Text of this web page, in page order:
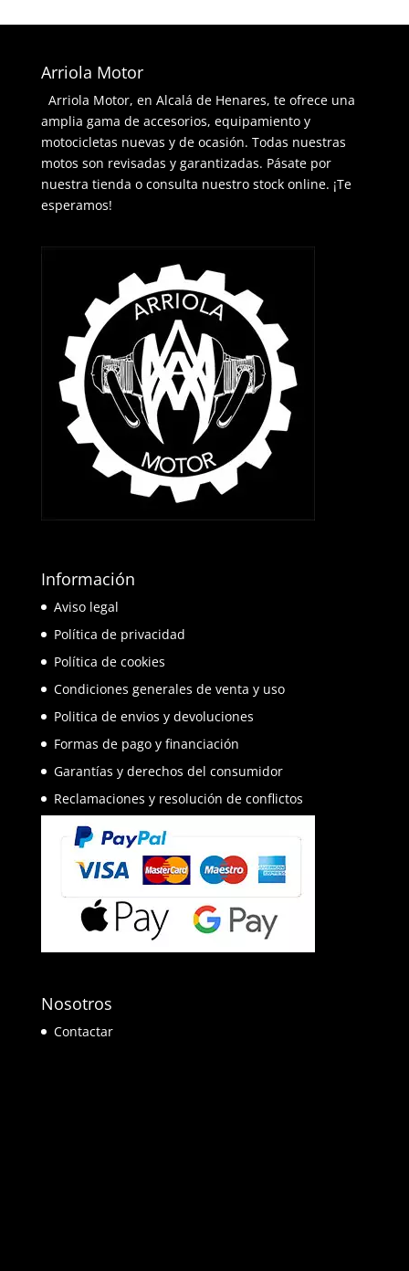
Arriola Motor
Arriola Motor, en Alcalá de Henares, te ofrece una
amplia gama de accesorios, equipamiento y
motocicletas nuevas y de ocasión. Todas nuestras
motos son revisadas y garantizadas. Pásate por
nuestra tienda o consulta nuestro stock online. ¡Te
esperamos!
Información
Aviso legal
Política de privacidad
Política de cookies
Condiciones generales de venta y uso
Politica de envios y devoluciones
Formas de pago y financiación
Garantías y derechos del consumidor
Reclamaciones y resolución de conflictos
Nosotros
Contactar